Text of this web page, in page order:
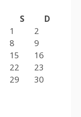
S
D
1
2
8
9
15
16
22
23
29
30